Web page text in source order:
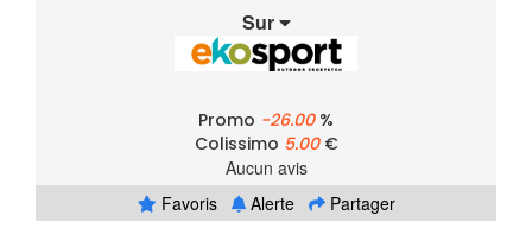
Sur
Promo -26.00%
Colissimo 5.00€
Aucun avis
Favoris
Alerte Partager